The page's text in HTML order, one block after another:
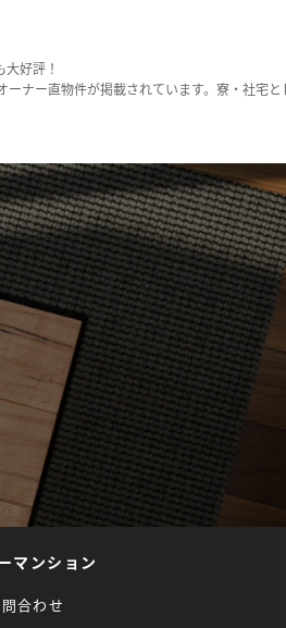
好評！
ナー直物件が掲載されています。寮・社宅
マンション
合わせ